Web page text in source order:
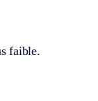
faible.